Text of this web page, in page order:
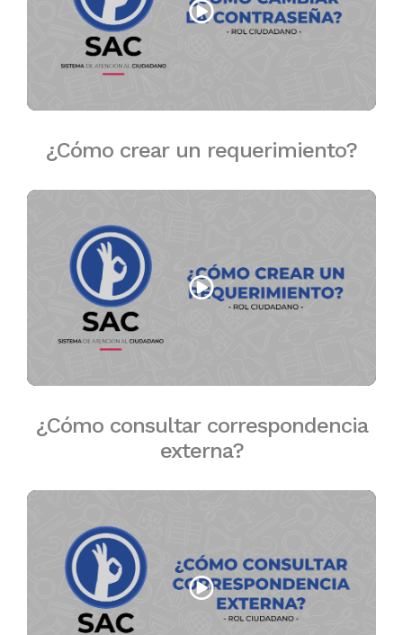
¿Cómo crear un requerimiento?
¿Cómo consultar correspondencia
externa?